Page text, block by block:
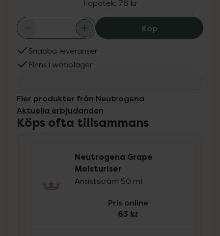
I apotek: 78 kr
KöpNeutrogena
Snabba leveranser
Finns i webblager
Fler produkter från Neutrogena
Aktuella erbjudanden
Köps ofta tillsammans
Neutrogena Grape
Moisturiser
Ansiktskräm 50 ml
Pris online
63 kr